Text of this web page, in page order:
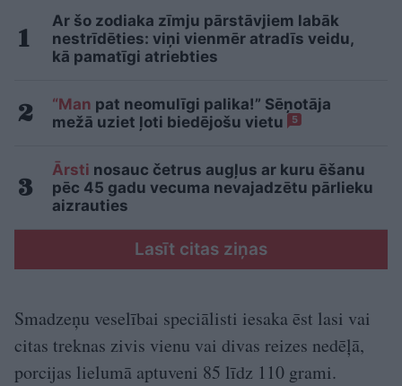
Ar šo zodiaka zīmju pārstāvjiem labāk
nestrīdēties: viņi vienmēr atradīs veidu,
kā pamatīgi atriebties
“Man pat neomulīgi palika!” Sēņotāja
mežā uziet ļoti biedējošu vietu
5
Ārsti nosauc četrus augļus ar kuru ēšanu
pēc 45 gadu vecuma nevajadzētu pārlieku
aizrauties
Lasīt citas ziņas
Smadzeņu veselībai speciālisti iesaka ēst lasi vai
citas treknas zivis vienu vai divas reizes nedēļā,
porcijas lielumā aptuveni 85 līdz 110 grami.